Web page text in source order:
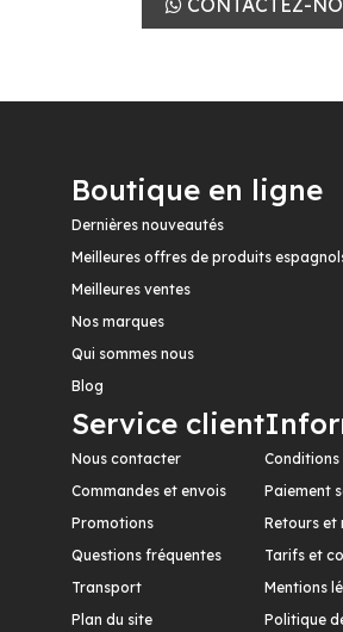
CONTACTEZ-
Boutique en ligne
Dernières nouveautés
Meilleures offres de produits
Meilleures ventes
Nos marques
Qui sommes nous
Blog
Service client
Nous contacter
Commandes et envois
Promotions
Questions fréquentes
Transport
Plan du site
Paiement
Retours et
Tarifs et
Mentions
Politique